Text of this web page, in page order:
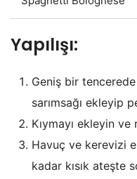
Yapılışı:
Geniş bir tencerede
sarımsağı ekleyip
Kıymayı ekleyin
Havuç ve kerevizi
kadar kısık ateşte